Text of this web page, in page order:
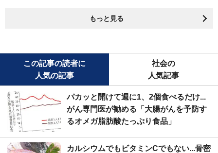
もっと見る
この記事の読者に
人気の記事
社会の
人気記事
パカッと開けて週に1、2個食べるだけ...
がん専門医が勧める「大腸がんを予防す
るオメガ脂肪酸たっぷり食品」
カルシウムでもビタミンCでもない...骨密